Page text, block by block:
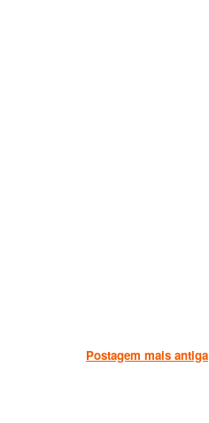
Postagem mais antiga